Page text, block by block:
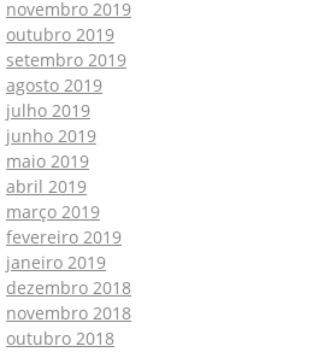
novembro 2019
outubro 2019
setembro 2019
agosto 2019
julho 2019
junho 2019
maio 2019
abril 2019
março 2019
fevereiro 2019
janeiro 2019
dezembro 2018
novembro 2018
outubro 2018